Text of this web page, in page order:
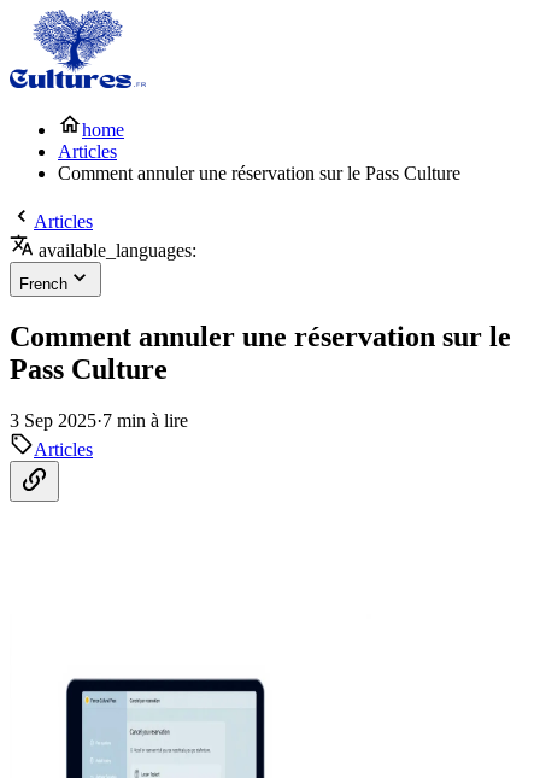
home
Articles
Comment annuler une réservation sur le Pass Culture
Articles
available_languages:
French
Comment annuler une réservation sur le
Pass Culture
3 Sep 2025·7 min à lire
Articles